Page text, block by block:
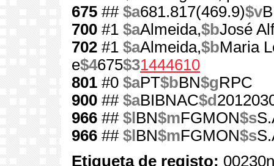
675 ## $a681.817(469.9)$v
700 #1 $aAlmeida,$bJosé
702 #1 $aAlmeida,$bMaria
e$4675$31444610
801 #0 $aPT$bBN$gRPC
900 ## $aBIBNAC$d
966 ## $l BN$mFGMON$s
966 ## $l BN$mFGMON$s
Etiqueta de registo: